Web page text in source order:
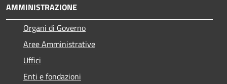
AMMINISTRAZIONE
Organi di Governo
Aree Amministrative
Uffici
Enti e fondazioni